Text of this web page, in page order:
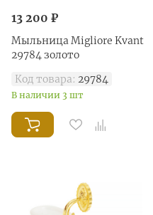
13 200 ₽
Мыльница Migliore Kvant
29784 золото
Код товара: 29784
В наличии 3 шт